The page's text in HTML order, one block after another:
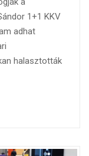
1+1 KKV
adhat
halasztották